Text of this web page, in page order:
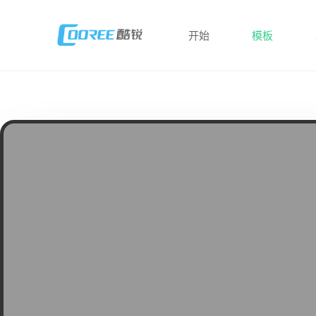
开始 模板